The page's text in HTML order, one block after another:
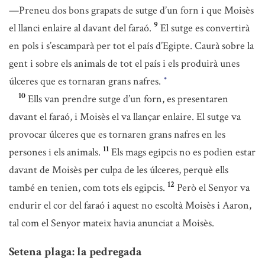
—Preneu dos bons grapats de sutge d’un forn i que Moisès
el llanci enlaire al davant del faraó. 9 El sutge es convertirà
en pols i s’escamparà per tot el país d’Egipte. Caurà sobre la
gent i sobre els animals de tot el país i els produirà unes
úlceres que es tornaran grans nafres. *
10 Ells van prendre sutge d’un forn, es presentaren
davant el faraó, i Moisès el va llançar enlaire. El sutge va
provocar úlceres que es tornaren grans nafres en les
persones i els animals. 11 Els mags egipcis no es podien estar
davant de Moisès per culpa de les úlceres, perquè ells
també en tenien, com tots els egipcis. 12 Però el Senyor va
endurir el cor del faraó i aquest no escoltà Moisès i Aaron,
tal com el Senyor mateix havia anunciat a Moisès.
Setena plaga: la pedregada